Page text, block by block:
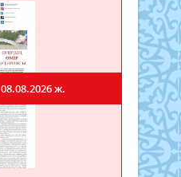
08.08.2026 ж.